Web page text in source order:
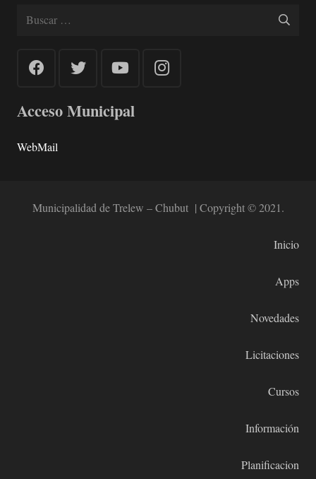
Buscar:
Acceso Municipal
WebMail
Municipalidad de Trelew – Chubut | Copyright © 2021.
Inicio
Apps
Novedades
Licitaciones
Cursos
Información
Planificacion